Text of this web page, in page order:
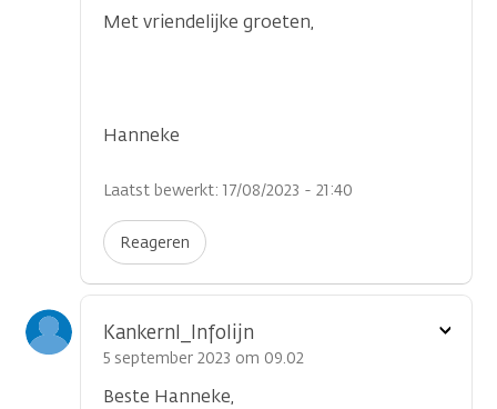
Met vriendelijke groeten,
Hanneke
Laatst bewerkt: 17/08/2023 - 21:40
Reageren
Kankernl_Infolijn
5 september 2023 om 09.02
Beste Hanneke,
Toon